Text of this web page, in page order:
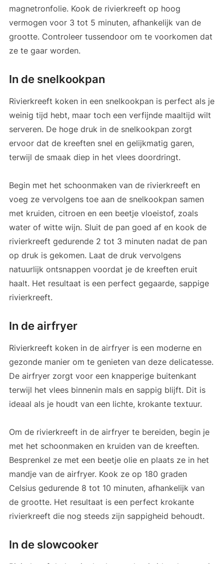
magnetronfolie. Kook de rivierkreeft op hoog
vermogen voor 3 tot 5 minuten, afhankelijk van de
grootte. Controleer tussendoor om te voorkomen dat
ze te gaar worden.
In de snelkookpan
Rivierkreeft koken in een snelkookpan is perfect als je
weinig tijd hebt, maar toch een verfijnde maaltijd wilt
serveren. De hoge druk in de snelkookpan zorgt
ervoor dat de kreeften snel en gelijkmatig garen,
terwijl de smaak diep in het vlees doordringt.
Begin met het schoonmaken van de rivierkreeft en
voeg ze vervolgens toe aan de snelkookpan samen
met kruiden, citroen en een beetje vloeistof, zoals
water of witte wijn. Sluit de pan goed af en kook de
rivierkreeft gedurende 2 tot 3 minuten nadat de pan
op druk is gekomen. Laat de druk vervolgens
natuurlijk ontsnappen voordat je de kreeften eruit
haalt. Het resultaat is een perfect gegaarde, sappige
rivierkreeft.
In de airfryer
Rivierkreeft koken in de airfryer is een moderne en
gezonde manier om te genieten van deze delicatesse.
De airfryer zorgt voor een knapperige buitenkant
terwijl het vlees binnenin mals en sappig blijft. Dit is
ideaal als je houdt van een lichte, krokante textuur.
Om de rivierkreeft in de airfryer te bereiden, begin je
met het schoonmaken en kruiden van de kreeften.
Besprenkel ze met een beetje olie en plaats ze in het
mandje van de airfryer. Kook ze op 180 graden
Celsius gedurende 8 tot 10 minuten, afhankelijk van
de grootte. Het resultaat is een perfect krokante
rivierkreeft die nog steeds zijn sappigheid behoudt.
In de slowcooker